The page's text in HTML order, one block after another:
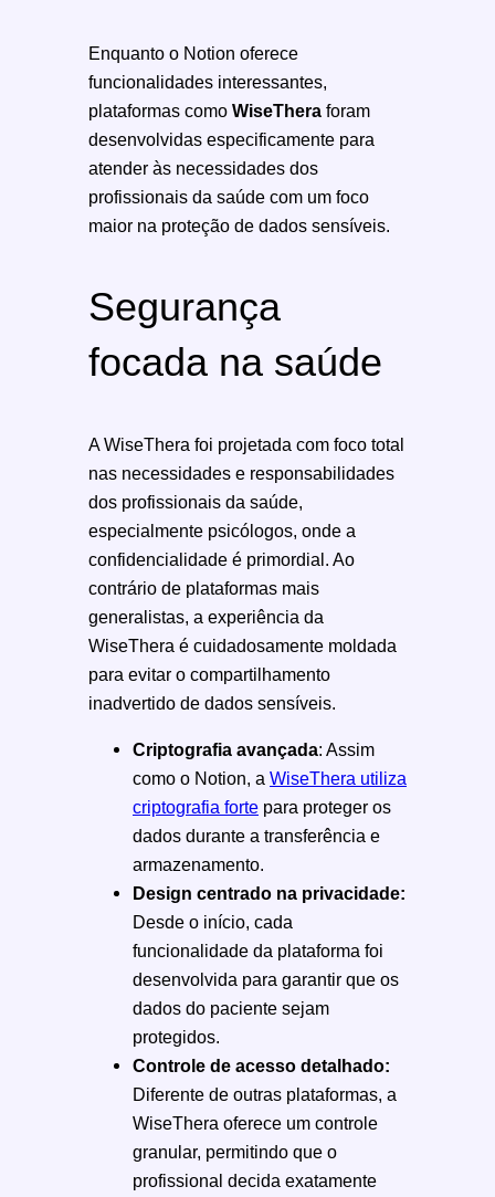
Enquanto o Notion oferece
funcionalidades interessantes,
plataformas como WiseThera foram
desenvolvidas especificamente para
atender às necessidades dos
profissionais da saúde com um foco
maior na proteção de dados sensíveis.
Segurança
focada na saúde
A WiseThera foi projetada com foco total
nas necessidades e responsabilidades
dos profissionais da saúde,
especialmente psicólogos, onde a
confidencialidade é primordial. Ao
contrário de plataformas mais
generalistas, a experiência da
WiseThera é cuidadosamente moldada
para evitar o compartilhamento
inadvertido de dados sensíveis.
Criptografia avançada: Assim
como o Notion, a WiseThera utiliza
criptografia forte para proteger os
dados durante a transferência e
armazenamento.
Design centrado na privacidade:
Desde o início, cada
funcionalidade da plataforma foi
desenvolvida para garantir que os
dados do paciente sejam
protegidos.
Controle de acesso detalhado:
Diferente de outras plataformas, a
WiseThera oferece um controle
granular, permitindo que o
profissional decida exatamente